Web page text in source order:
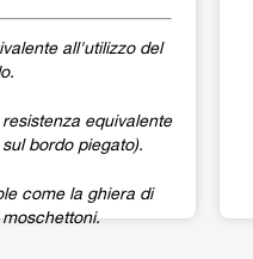
all'utilizzo del
equivalente
bordo piegato).
come la ghiera di